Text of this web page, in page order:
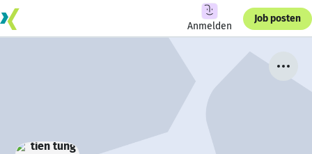
Anmelden
Job posten